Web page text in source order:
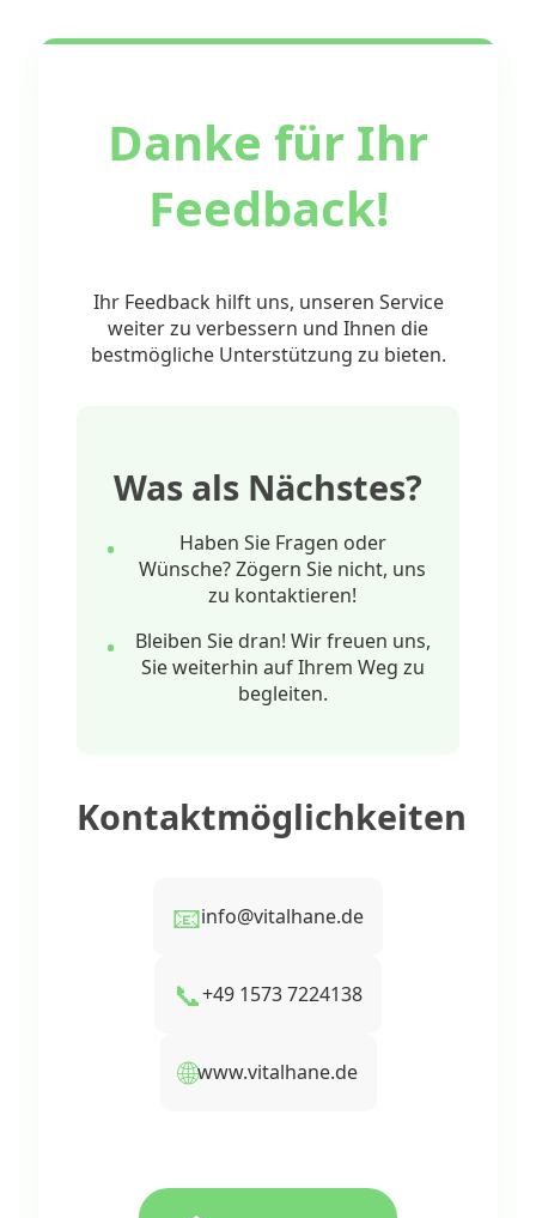
Danke für Ihr
Feedback!
Ihr Feedback hilft uns, unseren Service
weiter zu verbessern und Ihnen die
bestmögliche Unterstützung zu bieten.
Was als Nächstes?
Haben Sie Fragen oder
Wünsche? Zögern Sie nicht, uns
zu kontaktieren!
Bleiben Sie dran! Wir freuen uns,
Sie weiterhin auf Ihrem Weg zu
begleiten.
Kontaktmöglichkeiten
📧info@vitalhane.de
📞+49 1573 7224138
🌐www.vitalhane.de